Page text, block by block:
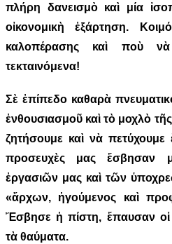
πλήρη δανεισμὸ καὶ μία
οἰκονομικὴ ἐξάρτηση.
καλοπέρασης καὶ ποὺ
τεκταινόμενα!
Σὲ ἐπίπεδο καθαρὰ
ἐνθουσιασμοῦ καὶ τὸ μοχλὸ
ζητήσουμε καὶ νὰ
προσευχὲς μας ἔσβησαν
ἐργασιῶν μας καὶ τῶν
«ἄρχων, ἡγούμενος καὶ
Ἔσβησε ἡ πίστη, ἔπαυσαν
τὰ θαύματα.